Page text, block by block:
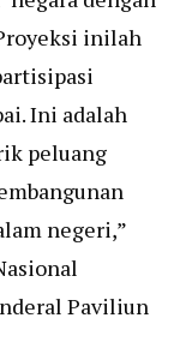
inilah
Ini adalah
peluang
negeri,”
Paviliun